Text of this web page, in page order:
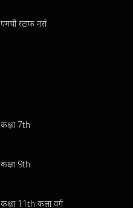
एमपी स्टाफ नर्स
कक्षा 7th
कक्षा 9th
कक्षा 11th कला वर्ग